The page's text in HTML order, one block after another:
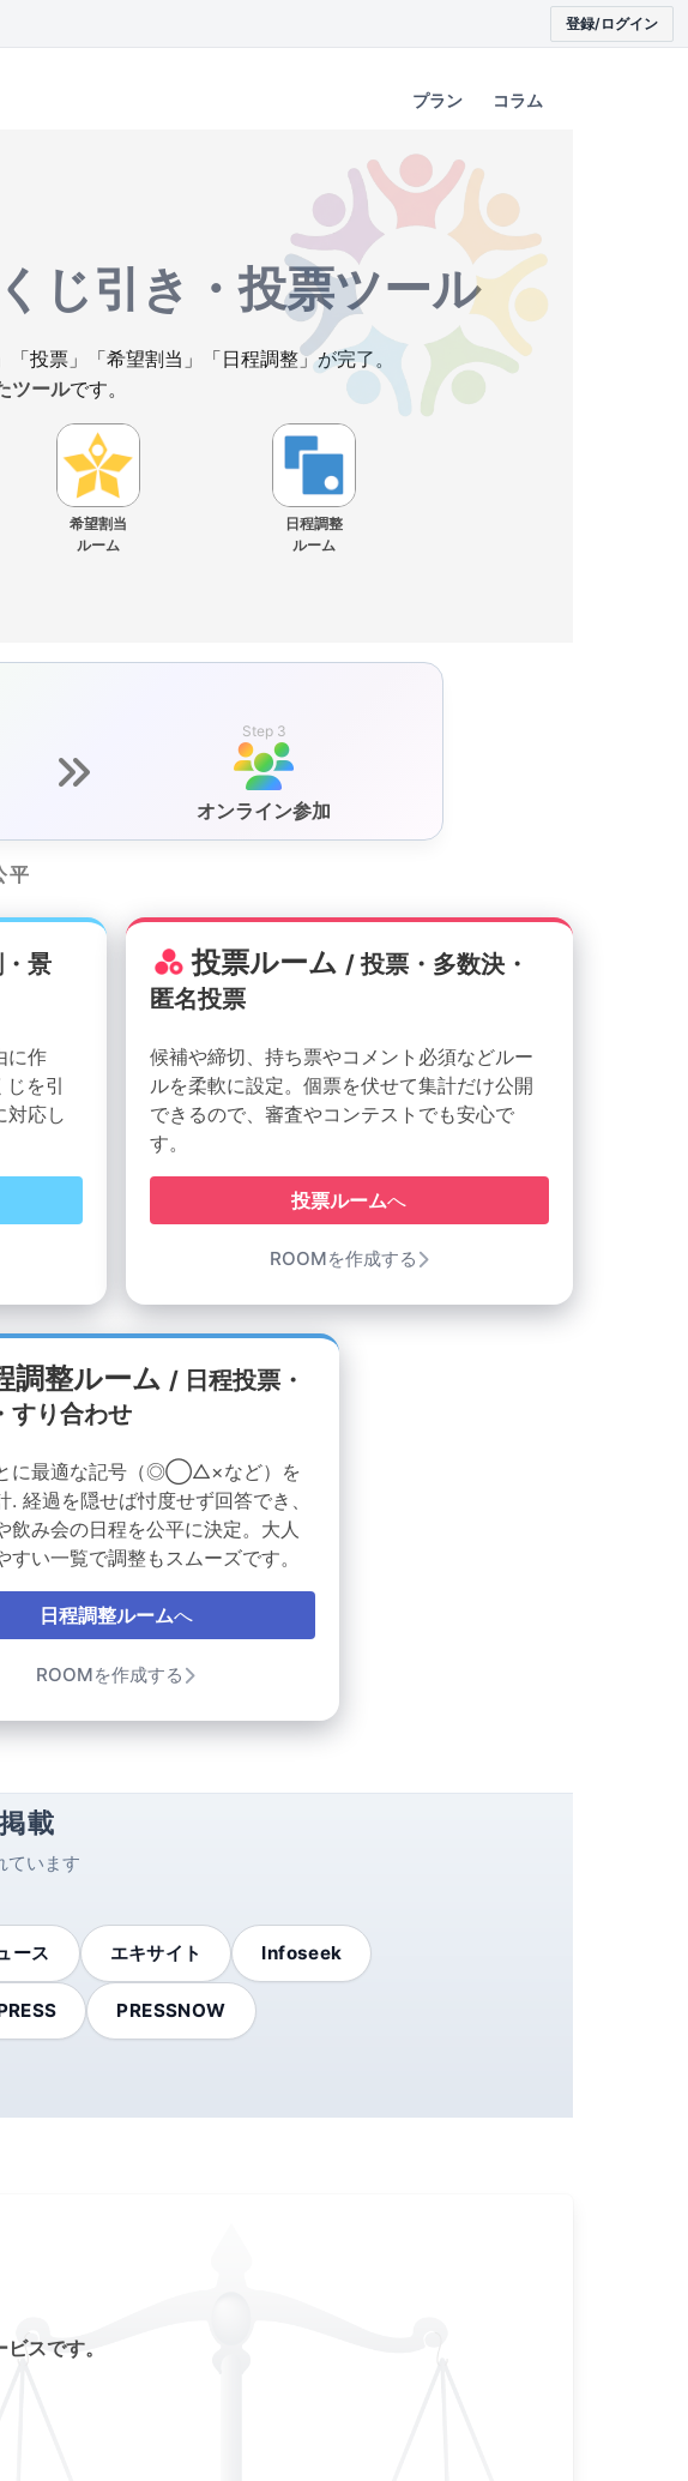
登録/ログイン
プラン コラム
じ引き・投票ツール
投票」「希望割当」「日程調整」が完了。
ツールです。
希望割当
ルーム
日程調整
ルーム
Step 3
オンライン参加
平
景
に作
を引
対応し
投票ルーム / 投票・多数決・
匿名投票
候補や締切、持ち票やコメント必須などルー
ルを柔軟に設定。個票を伏せて集計だけ公開
できるので、審査やコンテストでも安心で
す。
投票ルームへ
ROOMを作成する
調整ルーム / 日程投票・
すり合わせ
に最適な記号（◎◯△×など）を
. 経過を隠せば忖度せず回答でき、
飲み会の日程を公平に決定。大人
すい一覧で調整もスムーズです。
日程調整ルームへ
ROOMを作成する
載
ています
ース エキサイト Infoseek
PRESSNOW
スです。